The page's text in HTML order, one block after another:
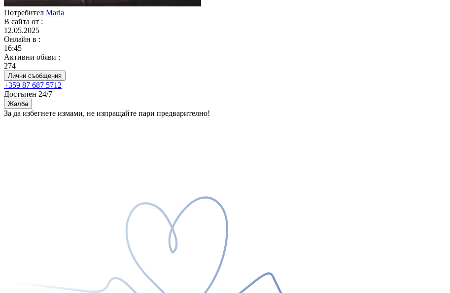
Потребител Maria
В сайта от :
12.05.2025
Онлайн в :
16:45
Активни обяви :
274
Лични съобщения
+359 87 687 5712
Достъпен 24/7
Жалба
За да избегнете измами, не изпращайте пари предварително!